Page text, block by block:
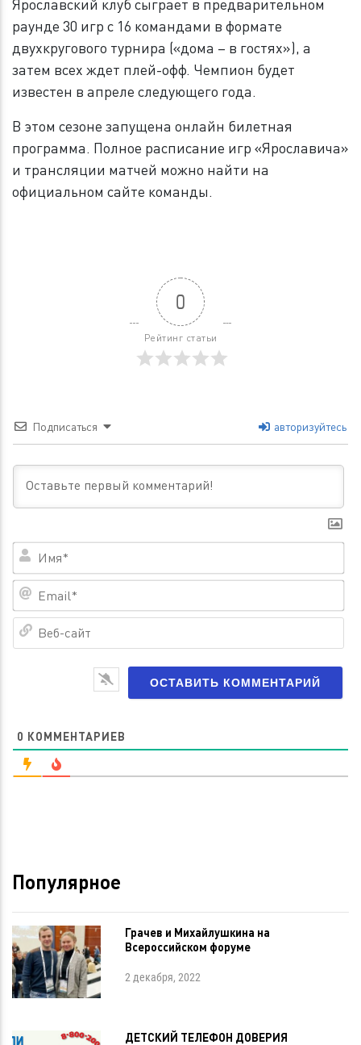
Ярославский клуб сыграет в предварительном
раунде 30 игр с 16 командами в формате
двухкругового турнира («дома – в гостях»), а
затем всех ждет плей-офф. Чемпион будет
известен в апреле следующего года.
В этом сезоне запущена онлайн билетная
программа. Полное расписание игр «Ярославича»
и трансляции матчей можно найти на
официальном сайте команды.
0
Рейтинг статьи
Подписаться авторизуйтесь
0 КОММЕНТАРИЕВ
Популярное
Грачев и Михайлушкина на
Всероссийском форуме
2 декабря, 2022
ДЕТСКИЙ ТЕЛЕФОН ДОВЕРИЯ